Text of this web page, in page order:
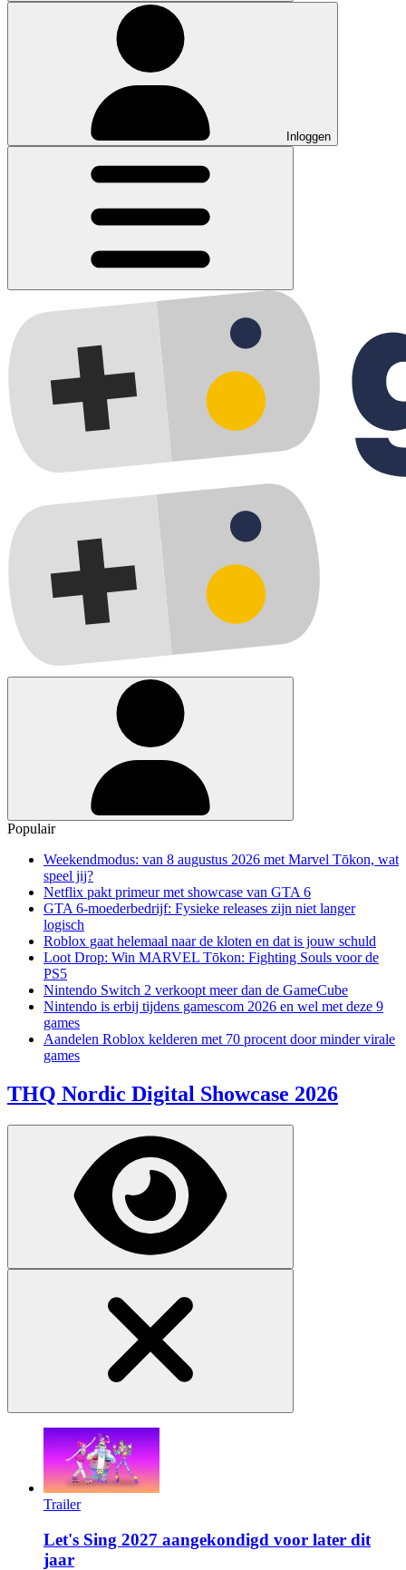
Inloggen
Populair
Weekendmodus: van 8 augustus 2026 met Marvel Tōkon, wat
speel jij?
Netflix pakt primeur met showcase van GTA 6
GTA 6-moederbedrijf: Fysieke releases zijn niet langer
logisch
Roblox gaat helemaal naar de kloten en dat is jouw schuld
Loot Drop: Win MARVEL Tōkon: Fighting Souls voor de
PS5
Nintendo Switch 2 verkoopt meer dan de GameCube
Nintendo is erbij tijdens gamescom 2026 en wel met deze 9
games
Aandelen Roblox kelderen met 70 procent door minder virale
games
THQ Nordic Digital Showcase 2026
Trailer
Let's Sing 2027 aangekondigd voor later dit
jaar